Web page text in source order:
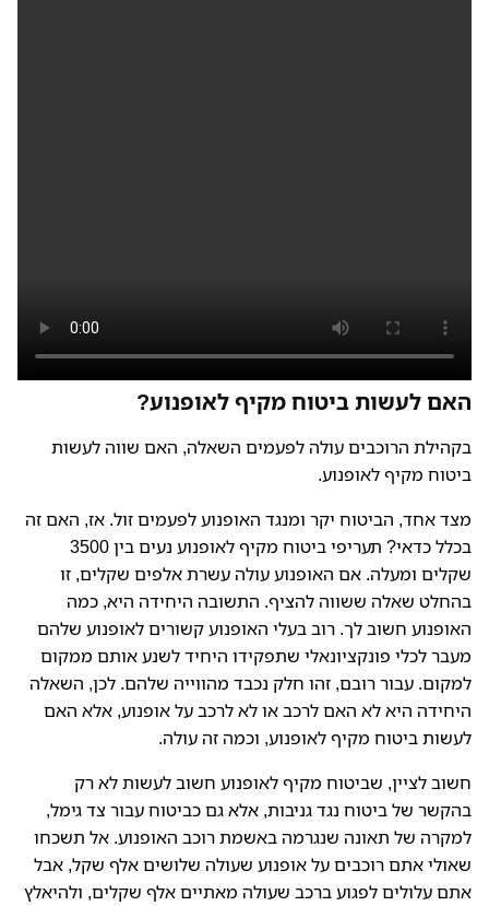
האם לעשות ביטוח מקיף לאופנוע?
בקהילת הרוכבים עולה לפעמים השאלה, האם שווה לעשות
ביטוח מקיף לאופנוע.
מצד אחד, הביטוח יקר ומנגד האופנוע לפעמים זול. אז, האם זה
בכלל כדאי? תעריפי ביטוח מקיף לאופנוע נעים בין 3500
שקלים ומעלה. אם האופנוע עולה עשרת אלפים שקלים, זו
בהחלט שאלה ששווה להציף. התשובה היחידה היא, כמה
האופנוע חשוב לך. רוב בעלי האופנוע קשורים לאופנוע שלהם
מעבר לכלי פונקציונאלי שתפקידו היחיד לשנע אותם ממקום
למקום. עבור רובם, זהו חלק נכבד מהווייה שלהם. לכן, השאלה
היחידה היא לא האם לרכב או לא לרכב על אופנוע, אלא האם
לעשות ביטוח מקיף לאופנוע, וכמה זה עולה.
חשוב לציין, שביטוח מקיף לאופנוע חשוב לעשות לא רק
בהקשר של ביטוח נגד גניבות, אלא גם כביטוח עבור צד גימל,
למקרה של תאונה שנגרמה באשמת רוכב האופנוע. אל תשכחו
שאולי אתם רוכבים על אופנוע שעולה שלושים אלף שקל, אבל
אתם עלולים לפגוע ברכב שעולה מאתיים אלף שקלים, ולהיאלץ